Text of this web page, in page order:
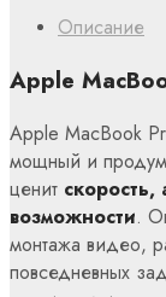
Описание
Apple
Apple MacBook
мощный и
ценит
возможности.
монтажа видео,
повседневных